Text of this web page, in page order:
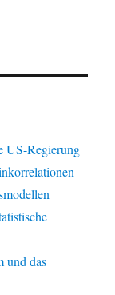
US-Regierung
und das